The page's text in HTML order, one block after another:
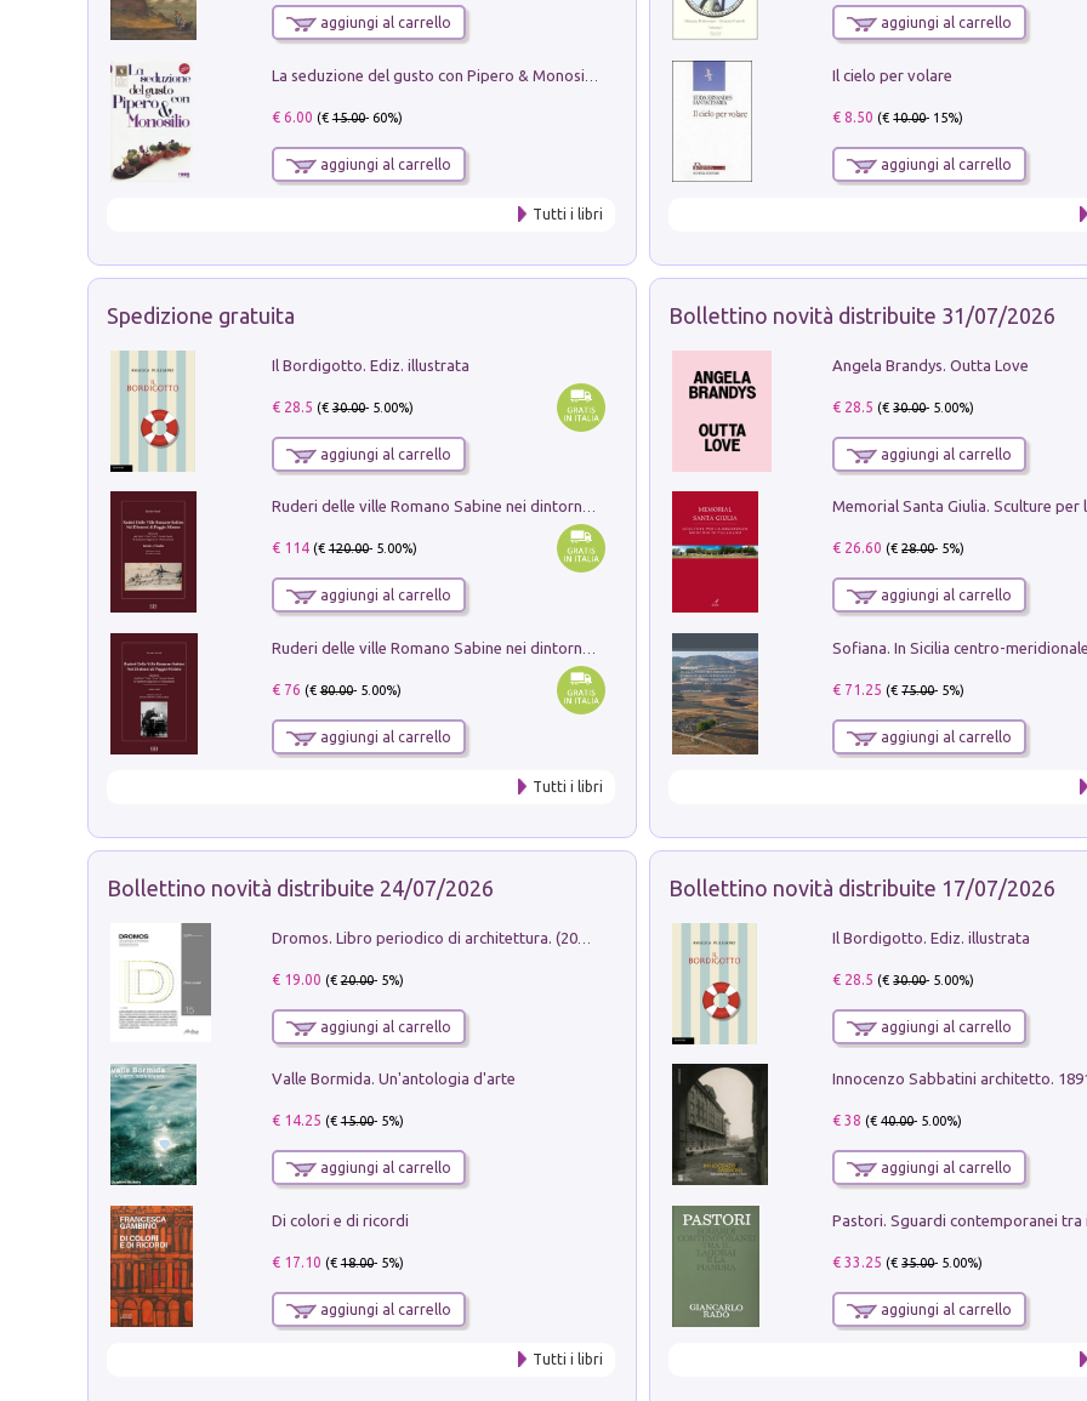
aggiungi al carrello
€ 6.00 (€15.00- 60%)
aggiungi al carrello
Tutti i libri
aggiungi al carrello
Il cielo per volare
€ 8.50 (€10.00- 15%)
aggiungi al carrello
Spedizione gratuita
Il Bordigotto. Ediz. illustrata
€ 28.5 (€30.00- 5.00%)
aggiungi al carrello
Ruderi delle ville Romano Sabine nei dintorni di Poggio Mirteto. Illustrati dal dott.re prof.re cav.re Ercole Nardi regio ispettore degli scavi e monumenti. Anno 1885. Tavole e studio. Con 25 tavole fuori testo in cartella editoriale
€ 114(€120.00- 5.00%)
aggiungi al carrello
€ 76 (€80.00- 5.00%)
aggiungi al carrello
Tutti i libri
Bollettino novità distribuite 31/07/2026
Angela Brandys. Outta Love
€ 28.5 (€30.00- 5.00%)
aggiungi al carrello
€ 26.60 (€28.00- 5%)
aggiungi al carrello
€ 71.25 (€75.00- 5%)
aggiungi al carrello
Bollettino novità distribuite 24/07/2026
Dromos. Libro periodico di architettura. (2026). Vol. 15: Post-model
€ 19.00 (€20.00- 5%)
aggiungi al carrello
Valle Bormida. Un'antologia d'arte
€ 14.25 (€15.00- 5%)
aggiungi al carrello
Di colori e di ricordi
€ 17.10 (€18.00- 5%)
aggiungi al carrello
Tutti i libri
Bollettino novità distribuite 17/07/2026
Il Bordigotto. Ediz. illustrata
€ 28.5 (€30.00- 5.00%)
aggiungi al carrello
Innocenzo Sabbatini architetto.
€ 38 (€40.00- 5.00%)
aggiungi al carrello
€ 33.25 (€35.00- 5.00%)
aggiungi al carrello